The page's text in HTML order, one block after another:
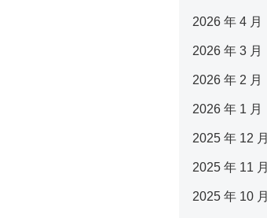
2026 年 4 月
2026 年 3 月
2026 年 2 月
2026 年 1 月
2025 年 12 月
2025 年 11 月
2025 年 10 月